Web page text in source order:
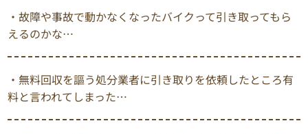
・故障や事故で動かなくなったバイクって引き取ってもら
えるのかな…
・無料回収を謳う処分業者に引き取りを依頼したところ有
料と言われてしまった…